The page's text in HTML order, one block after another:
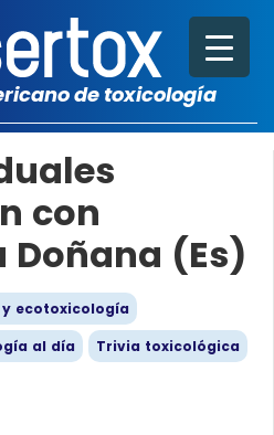
de toxicología
con
(Es)
ecotoxicología
al día Trivia toxicológica